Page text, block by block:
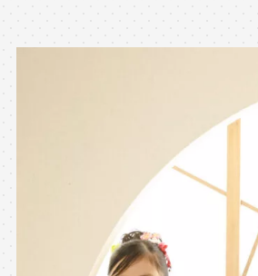
各店舗までお問い合わせ
toiawase@precieux-
※上記アドレスは総合窓口と
[営業時間] 9:00～
[定休日] 土日祝日
マイページへログイン